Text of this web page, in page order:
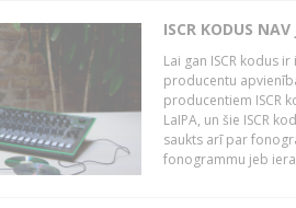
ISCR KODUS
Lai gan ISCR kodus
producentu
producentiem ISCR
LaIPA, un šie ISCR
saukts arī par
fonogrammu jeb